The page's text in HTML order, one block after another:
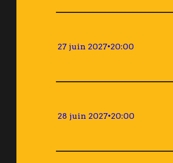
27 juin 2027•20:00
28 juin 2027•20:00